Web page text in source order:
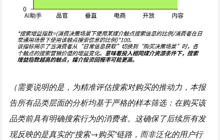
（需要说明的是，为精准评估搜索对购买的推动力，本报
告所有品类层面的分析均基于严格的样本筛选：在购买该
品类前具有明确搜索行为的消费者。这确保了后续所有发
现反映的是真实的“搜索→购买”链路，而非泛化的用户行